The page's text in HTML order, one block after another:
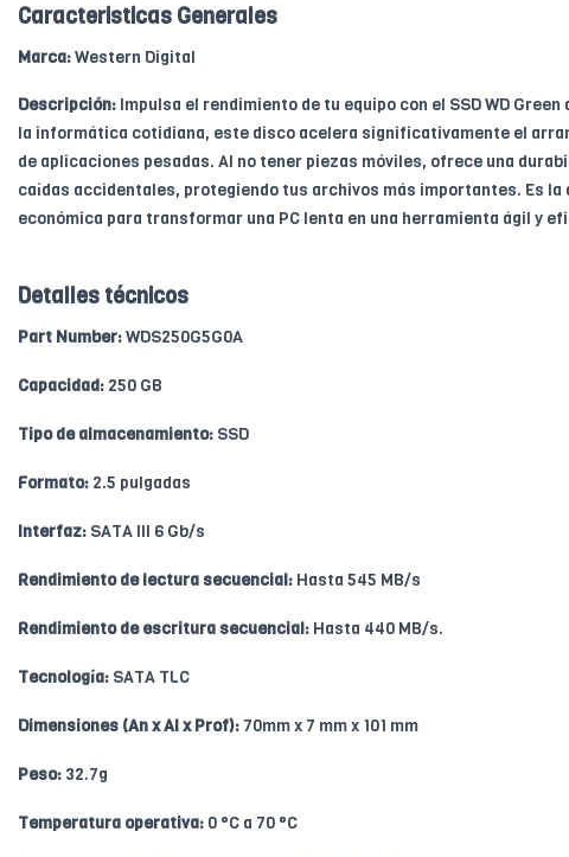
Caracteristicas Generales
Marca:Western Digital
Descripción: Impulsa el rendimiento de tu equipo con el SSD WD Green
la informática cotidiana, este disco acelera significativamente el
de aplicaciones pesadas. Al no tener piezas móviles, ofrece una
caídas accidentales, protegiendo tus archivos más importantes. Es
económica para transformar una PC lenta en una herramienta ágil y
Detalles técnicos
Part Number:WDS250G5G0A
Capacidad: 250 GB
Tipo de almacenamiento: SSD
Formato: 2.5 pulgadas
Interfaz: SATA III 6 Gb/s
Rendimiento de lectura secuencial: Hasta 545 MB/s
Rendimiento de escritura secuencial: Hasta 440 MB/s.
Tecnología: SATA TLC
Dimensiones (An x Al x Prof): 70mm x 7 mm x 101 mm
Peso: 32.7g
Temperatura operativa: 0 °C a 70 °C